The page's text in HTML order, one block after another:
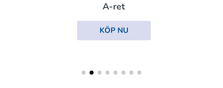
A-ret
KÖP NU